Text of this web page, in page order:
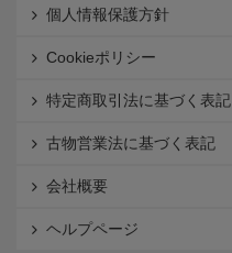
個人情報保護方針
Cookieポリシー
特定商取引法に基づく表記
古物営業法に基づく表記
会社概要
ヘルプページ